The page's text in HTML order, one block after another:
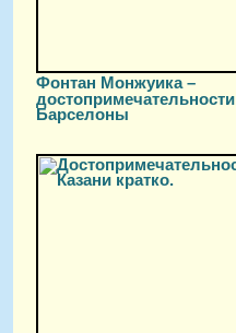
Фонтан Монжуика –
достопримечательности
Барселоны